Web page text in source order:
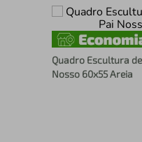
Quadro Escultura
Nosso 60x55 Areia